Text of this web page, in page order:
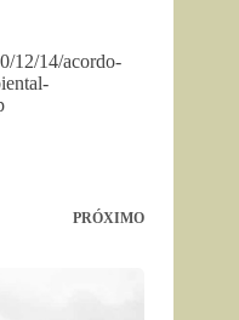
12/14/acordo-
PRÓXIMO